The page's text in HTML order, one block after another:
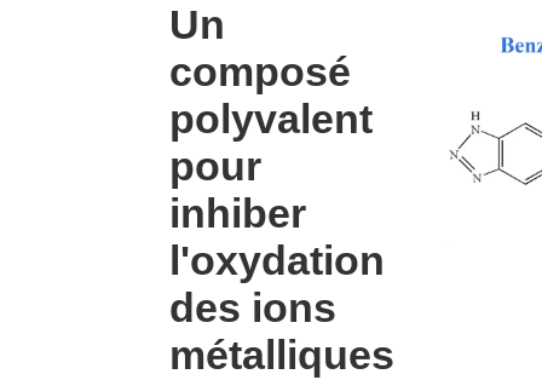
Un
composé
polyvalent
pour
inhiber
l'oxydation
des ions
métalliques